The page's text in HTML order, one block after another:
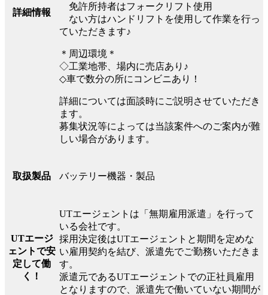
詳細情報
免許所持者はフォークリフト使用
ない方はハンドリフトを使用して作業を行っ
ていただきます♪
＊周辺環境＊
◇工業地帯、場内に売店あり♪
◇車で数分の所にコンビニあり！
詳細については面談時にご説明させていただき
ます。
募集状況等によっては当該案件へのご案内が難
しい場合があります。
取扱製品 バッテリー機器・製品
UTエージ
ェントで安
定して働
く！
UTエージェントは「無期雇用派遣」を行って
いる会社です。
採用決定後はUTエージェントと期間を定めな
い雇用契約を結び、派遣先でご勤務いただきま
す。
派遣元であるUTエージェントでの正社員雇用
となりますので、派遣先で働いていない期間が